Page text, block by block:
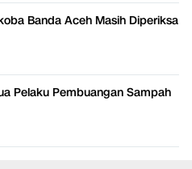
Banda Aceh Masih Diperiksa
Pelaku Pembuangan Sampah